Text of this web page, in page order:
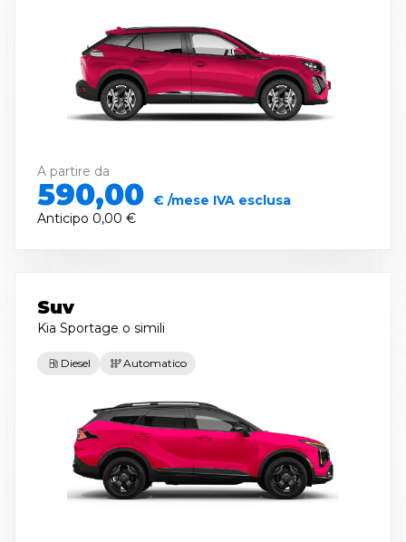
A partire da
590,00 € /mese IVA esclusa
Anticipo 0,00 €
Suv
Kia Sportage o simili
Diesel Automatico